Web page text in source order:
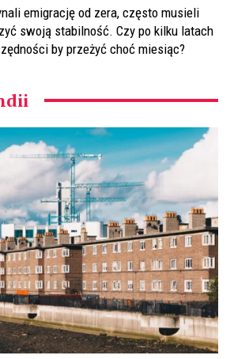
emigrację od zera, często musieli
swoją stabilność. Czy po kilku latach
by przeżyć choć miesiąc?